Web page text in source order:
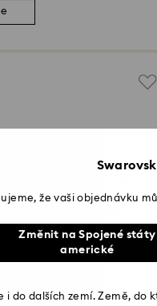
že vaši objednávku
Změnit na Spojené státy
americké
i do dalších zemí. Země,